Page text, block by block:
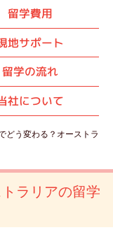
留学費用
地サポート
留学の流れ
社について
どう変わる？オーストラ
ラリアの留学